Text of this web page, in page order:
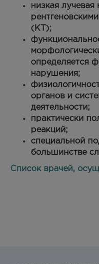
низкая
(КТ);
определяется
нарушения;
органов и
деятельности;
практически
реакций;
специальной
большинстве
Список врачей,